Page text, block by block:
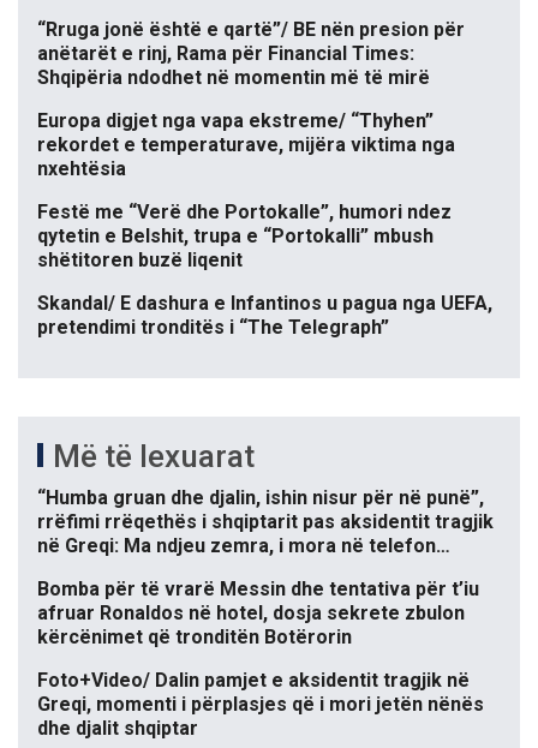
“Rruga jonë është e qartë”/ BE nën presion për
anëtarët e rinj, Rama për Financial Times:
Shqipëria ndodhet në momentin më të mirë
Europa digjet nga vapa ekstreme/ “Thyhen”
rekordet e temperaturave, mijëra viktima nga
nxehtësia
Festë me “Verë dhe Portokalle”, humori ndez
qytetin e Belshit, trupa e “Portokalli” mbush
shëtitoren buzë liqenit
Skandal/ E dashura e Infantinos u pagua nga UEFA,
pretendimi tronditës i “The Telegraph”
Më të lexuarat
“Humba gruan dhe djalin, ishin nisur për në punë”,
rrëfimi rrëqethës i shqiptarit pas aksidentit tragjik
në Greqi: Ma ndjeu zemra, i mora në telefon…
Bomba për të vrarë Messin dhe tentativa për t’iu
afruar Ronaldos në hotel, dosja sekrete zbulon
kërcënimet që tronditën Botërorin
Foto+Video/ Dalin pamjet e aksidentit tragjik në
Greqi, momenti i përplasjes që i mori jetën nënës
dhe djalit shqiptar